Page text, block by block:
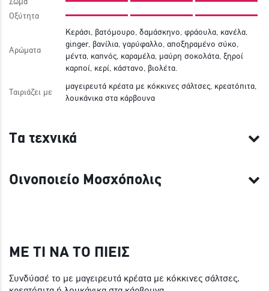
Οξύτητα
Αρώματα
Κεράσι, βατόμουρο, δαμάσκηνο, φράουλα, κανέλα,
ginger, βανίλια, γαρύφαλλο, αποξηραμένο σύκο,
μέντα, καπνός, καραμέλα, μαύρη σοκολάτα, ξηροί
καρποί, κερί, κάστανο, βιολέτα.
Ταιριάζει με
μαγειρευτά κρέατα με κόκκινες σάλτσες, κρεατόπιτα,
λουκάνικα στα κάρβουνα
Τα τεχνικά
Οινοποιείο Μοσχόπολις
ΜΕ ΤΙ ΝΑ ΤΟ ΠΙΕΙΣ
Συνδύασέ το με μαγειρευτά κρέατα με κόκκινες σάλτσες,